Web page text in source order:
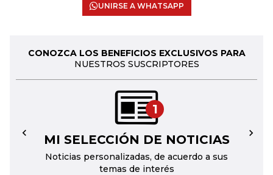
UNIRSE A WHATSAPP
CONOZCA LOS BENEFICIOS EXCLUSIVOS PARA
NUESTROS SUSCRIPTORES
1
MI SELECCIÓN DE NOTICIAS
Noticias personalizadas, de acuerdo a sus
temas de interés
← →